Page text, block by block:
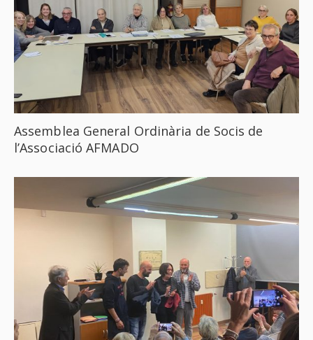
Assemblea General Ordinària de Socis de
l’Associació AFMADO